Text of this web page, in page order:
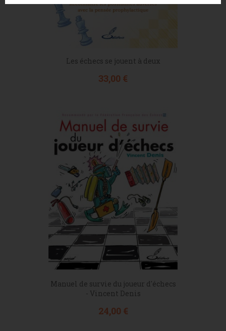
Les échecs se jouent à deux
Prix
33,00 €
Manuel de survie du joueur d'échecs
- Vincent Denis
Prix
24,00 €